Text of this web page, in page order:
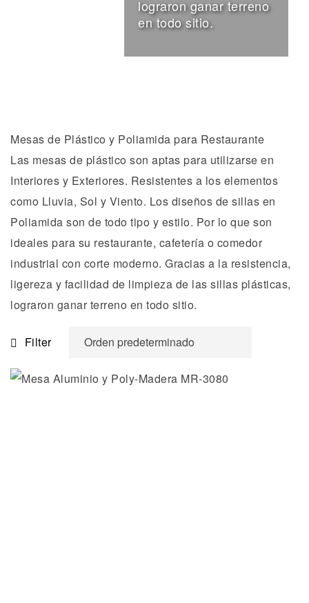
lograron ganar terreno
en todo sitio.
Mesas de Plástico y Poliamida para Restaurante
Las mesas de plástico son aptas para utilizarse en
Interiores y Exteriores. Resistentes a los elementos
como Lluvia, Sol y Viento. Los diseños de sillas en
Poliamida son de todo tipo y estilo. Por lo que son
ideales para su restaurante, cafetería o comedor
industrial con corte moderno. Gracias a la resistencia,
ligereza y facilidad de limpieza de las sillas plásticas,
lograron ganar terreno en todo sitio.
Filter